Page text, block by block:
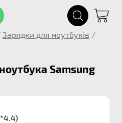
Зарядки для ноутбуків /
Samsung